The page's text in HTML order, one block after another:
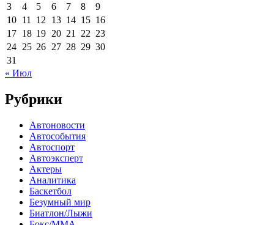
3
4 5 6 7 8
9
10 11 12 13 14 15 16
17 18 19 20 21 22 23
24 25 26 27 28 29 30
31
« Июл
Рубрики
Автоновости
Автособытия
Автоспорт
Автоэксперт
Актеры
Аналитика
Баскетбол
Безумный мир
Биатлон/Лыжи